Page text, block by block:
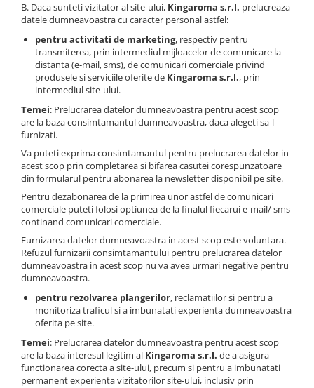
B. Daca sunteti vizitator al site-ului, Kingaroma s.r.l. prelucreaza
datele dumneavoastra cu caracter personal astfel:
pentru activitati de marketing, respectiv pentru
transmiterea, prin intermediul mijloacelor de comunicare la
distanta (e-mail, sms), de comunicari comerciale privind
produsele si serviciile oferite de Kingaroma s.r.l., prin
intermediul site-ului.
Temei: Prelucrarea datelor dumneavoastra pentru acest scop
are la baza consimtamantul dumneavoastra, daca alegeti sa-l
furnizati.
Va puteti exprima consimtamantul pentru prelucrarea datelor in
acest scop prin completarea si bifarea casutei corespunzatoare
din formularul pentru abonarea la newsletter disponibil pe site.
Pentru dezabonarea de la primirea unor astfel de comunicari
comerciale puteti folosi optiunea de la finalul fiecarui e-mail/ sms
continand comunicari comerciale.
Furnizarea datelor dumneavoastra in acest scop este voluntara.
Refuzul furnizarii consimtamantului pentru prelucrarea datelor
dumneavoastra in acest scop nu va avea urmari negative pentru
dumneavoastra.
pentru rezolvarea plangerilor, reclamatiilor si pentru a
monitoriza traficul si a imbunatati experienta dumneavoastra
oferita pe site.
Temei: Prelucrarea datelor dumneavoastra pentru acest scop
are la baza interesul legitim al Kingaroma s.r.l. de a asigura
functionarea corecta a site-ului, precum si pentru a imbunatati
permanent experienta vizitatorilor site-ului, inclusiv prin